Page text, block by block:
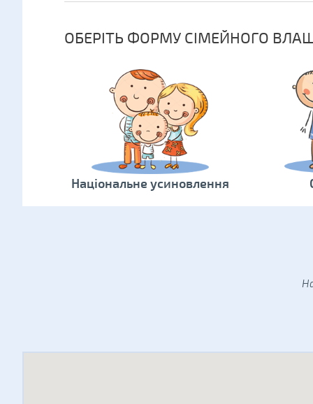
ОБЕРІТЬ ФОРМУ СІМЕЙНОГО
Національне усиновлення